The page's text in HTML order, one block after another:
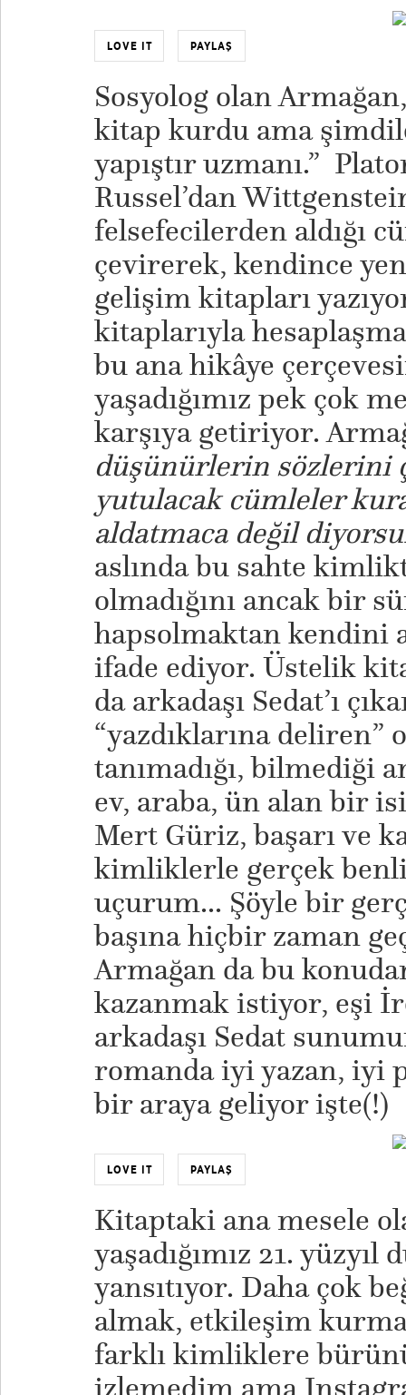
LOVE IT PAYLAŞ
Sosyolog olan
kitap kurdu ama
yapıştır uzmanı.”
Russel’dan
felsefecilerden aldığı
çevirerek, kendince
gelişim kitapları
kitaplarıyla
bu ana hikâye
yaşadığımız pek çok
karşıya getiriyor.
düşünürlerin sözlerini
yutulacak cümleler
aldatmaca değil
aslında bu sahte
olmadığını ancak bir
hapsolmaktan kendini
ifade ediyor. Üstelik
da arkadaşı Sedat’ı
“yazdıklarına
tanımadığı, bilmediği
ev, araba, ün alan bir
Mert Güriz, başarı ve
kimliklerle gerçek
uçurum... Şöyle bir
başına hiçbir zaman
Armağan da bu
kazanmak istiyor, eşi
arkadaşı Sedat
romanda iyi yazan, iyi
bir araya geliyor işte(!)
LOVE IT PAYLAŞ
Kitaptaki ana mesele
yaşadığımız 21. yüzyıl
yansıtıyor. Daha çok
almak, etkileşim
farklı kimliklere